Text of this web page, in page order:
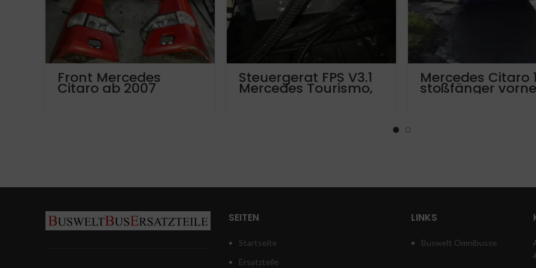
Front Mercedes
Citaro ab 2007
Steuergerat FPS V3.1
Mercedes Tourismo,
travego, intouro,
Mercedes Citaro 1
stoßfänger vorne
links
SEITEN
Startseite
Ersatzteile
LINKS
Buswelt Omnibusse